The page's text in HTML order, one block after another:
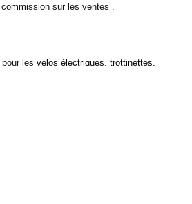
sur les ventes .
les vélos électriques trottinettes